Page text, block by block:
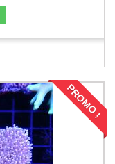
PROMO !